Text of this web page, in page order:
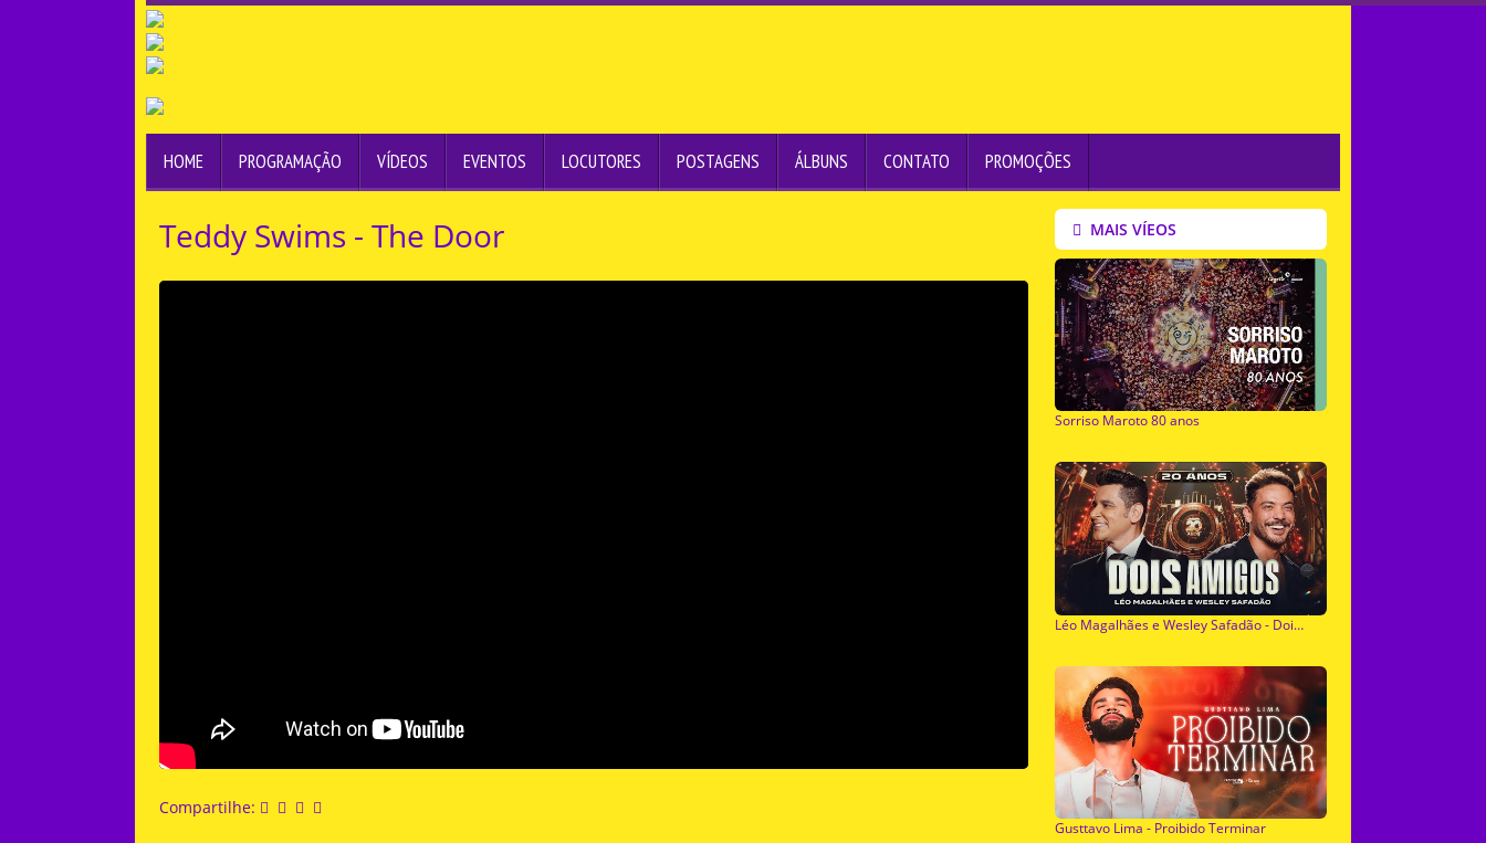
HOME PROGRAMAÇÃO VÍDEOS EVENTOS LOCUTORES POSTAGENS ÁLBUNS CONTATO PROMOÇÕES
Teddy Swims - The Door
Compartilhe:
MAIS VÍEOS
Sorriso Maroto 80 anos
Léo Magalhães e Wesley Safadão - Dois Amigos
Gusttavo Lima - Proibido Terminar